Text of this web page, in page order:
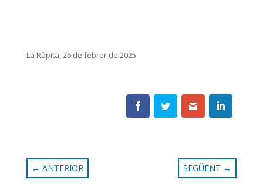
La Ràpita, 26 de febrer de 2025
← ANTERIOR SEGÜENT →